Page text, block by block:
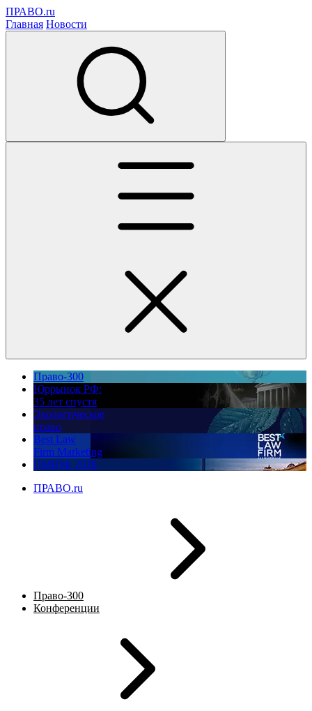
ПРАВО.ru
Главная Новости
Право-300
Юррынок РФ:
35 лет спустя
Экологическое
право
Best Law
Firm Marketing
ПМЮФ 2026
ПРАВО.ru
Право-300
Конференции